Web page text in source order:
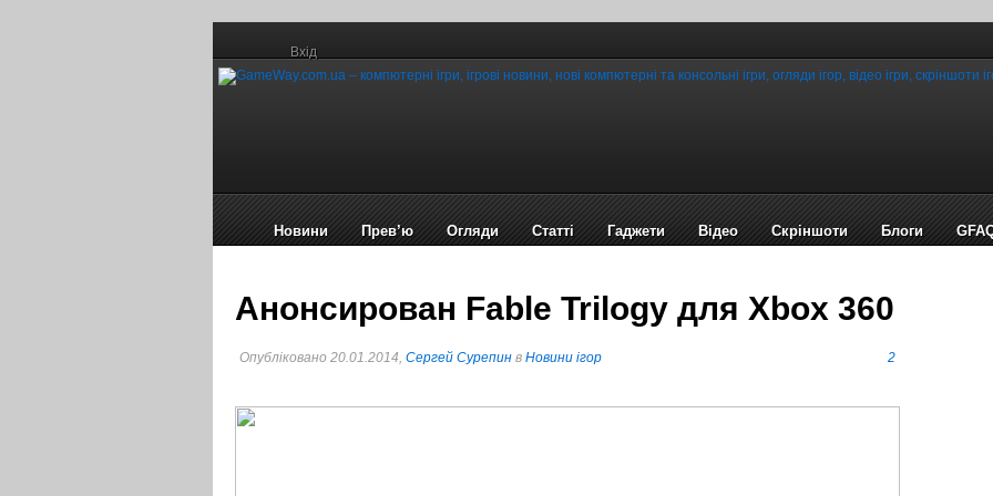
Вхід
Новини Прев’ю Огляди Статті Гаджети Відео Cкріншоти Блоги
Анонсирован Fable Trilogy для Xbox 360
Опубліковано 20.01.2014, Сергей Сурепин в Новини ігор 2